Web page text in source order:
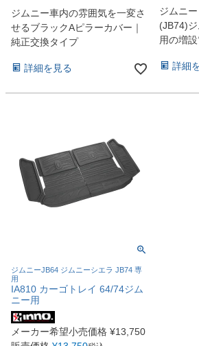
ジムニー車内の雰囲気を一変さ
せるブラックAピラーカバー｜
純正交換タイプ
詳細を見る
ジムニ
(JB74)
用の増
詳細
ジムニーJB64 ジムニーシエラ JB74 専
用
IA810 カーゴトレイ 64/74ジム
ニー用
メーカー希望小売価格 ¥13,750